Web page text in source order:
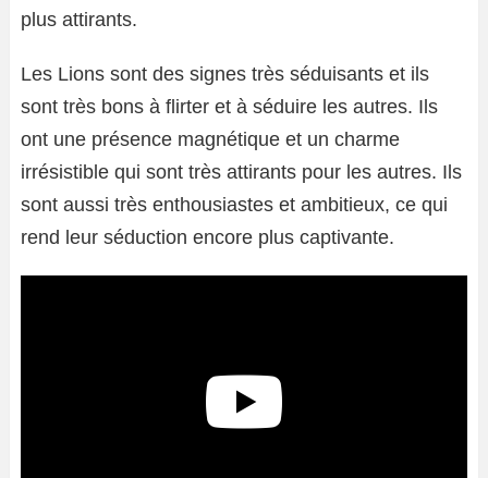
plus attirants.
Les Lions sont des signes très séduisants et ils
sont très bons à flirter et à séduire les autres. Ils
ont une présence magnétique et un charme
irrésistible qui sont très attirants pour les autres. Ils
sont aussi très enthousiastes et ambitieux, ce qui
rend leur séduction encore plus captivante.